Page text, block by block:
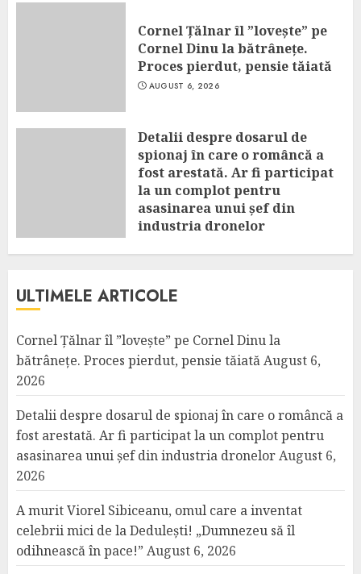
Cornel Țălnar îl ”lovește” pe
Cornel Dinu la bătrânețe.
Proces pierdut, pensie tăiată
AUGUST 6, 2026
Detalii despre dosarul de
spionaj în care o româncă a
fost arestată. Ar fi participat
la un complot pentru
asasinarea unui șef din
industria dronelor
ULTIMELE ARTICOLE
Cornel Țălnar îl ”lovește” pe Cornel Dinu la
bătrânețe. Proces pierdut, pensie tăiatăAugust 6,
2026
Detalii despre dosarul de spionaj în care o româncă a
fost arestată. Ar fi participat la un complot pentru
asasinarea unui șef din industria dronelorAugust 6,
2026
A murit Viorel Sibiceanu, omul care a inventat
celebrii mici de la Dedulești! „Dumnezeu să îl
odihnească în pace!” August 6, 2026